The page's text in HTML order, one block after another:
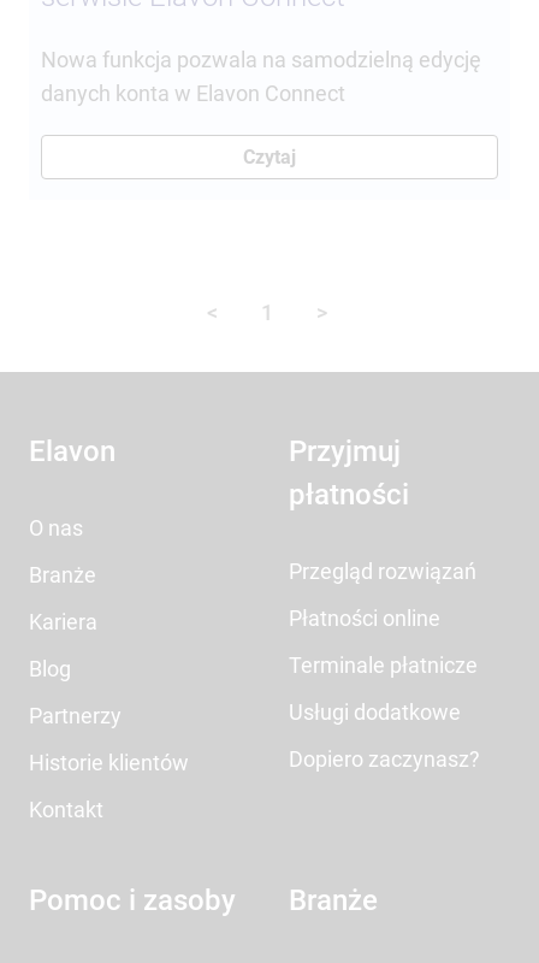
Nowa funkcja pozwala na samodzielną edycję
danych konta w Elavon Connect
Czytaj
< 1 >
Elavon
O nas
Branże
Kariera
Blog
Partnerzy
Historie klientów
Kontakt
Przyjmuj
płatności
Przegląd rozwiązań
Płatności online
Terminale płatnicze
Usługi dodatkowe
Dopiero zaczynasz?
Pomoc i zasoby Branże